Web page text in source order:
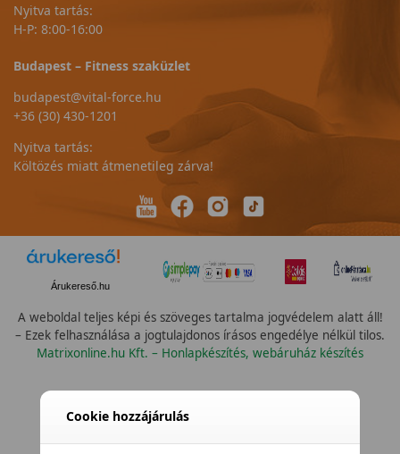
Nyitva tartás:
H-P: 8:00-16:00
Budapest – Fitness szaküzlet
budapest@vital-force.hu
+36 (30) 430-1201
Nyitva tartás:
Költözés miatt átmenetileg zárva!
Árukereső.hu
A weboldal teljes képi és szöveges tartalma jogvédelem alatt áll!
– Ezek felhasználása a jogtulajdonos írásos engedélye nélkül tilos.
Matrixonline.hu Kft. – Honlapkészítés, webáruház készítés
Cookie hozzájárulás